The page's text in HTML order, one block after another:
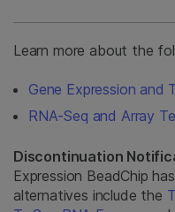
Learn more about the
Gene Expression and
RNA-Seq and Array
Discontinuation
Expression BeadChip
alternatives include the